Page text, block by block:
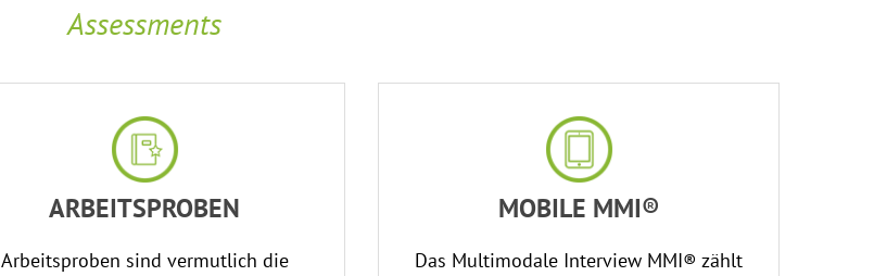
Assessments
ARBEITSPROBEN
Arbeitsproben sind vermutlich die
MOBILE MMI®
Das Multimodale Interview MMI® zählt